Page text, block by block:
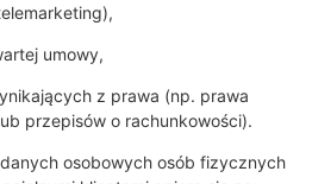
umowy,
z prawa (np. prawa
przepisów o rachunkowości).
osobowych osób fizycznych